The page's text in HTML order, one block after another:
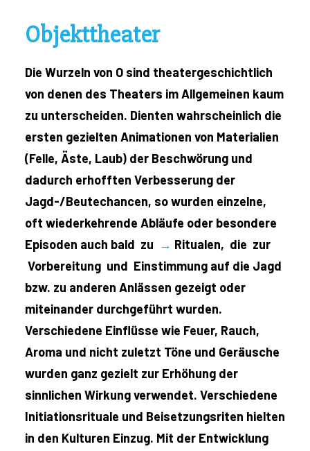
Objekttheater
Die Wurzeln von O sind theatergeschichtlich
von denen des Theaters im Allgemeinen kaum
zu unterscheiden. Dienten wahrscheinlich die
ersten gezielten Animationen von Materialien
(Felle, Äste, Laub) der Beschwörung und
dadurch erhofften Verbesserung der
Jagd-/Beutechancen, so wurden einzelne,
oft wiederkehrende Abläufe oder besondere
Episoden auch bald zu → Ritualen, die zur
Vorbereitung und Einstimmung auf die Jagd
bzw. zu anderen Anlässen gezeigt oder
miteinander durchgeführt wurden.
Verschiedene Einflüsse wie Feuer, Rauch,
Aroma und nicht zuletzt Töne und Geräusche
wurden ganz gezielt zur Erhöhung der
sinnlichen Wirkung verwendet. Verschiedene
Initiationsrituale und Beisetzungsriten hielten
in den Kulturen Einzug. Mit der Entwicklung